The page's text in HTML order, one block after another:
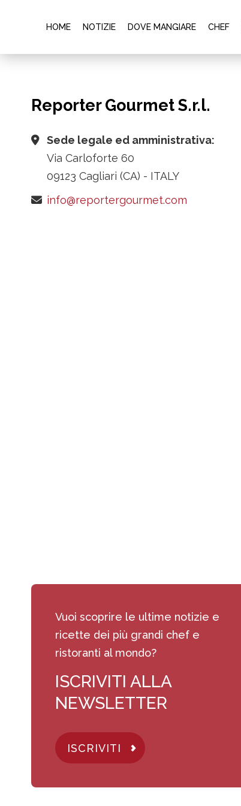
HOME NOTIZIE DOVE MANGIARE CHEF
Reporter Gourmet S.r.l.
Sede legale ed amministrativa:
Via Carloforte 60
09123 Cagliari (CA) - ITALY
info@reportergourmet.com
Vuoi scoprire le ultime notizie e
ricette dei più grandi chef e
ristoranti al mondo?
ISCRIVITI ALLA
NEWSLETTER
ISCRIVITI